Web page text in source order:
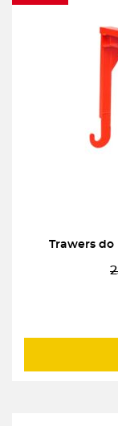
Trawers do